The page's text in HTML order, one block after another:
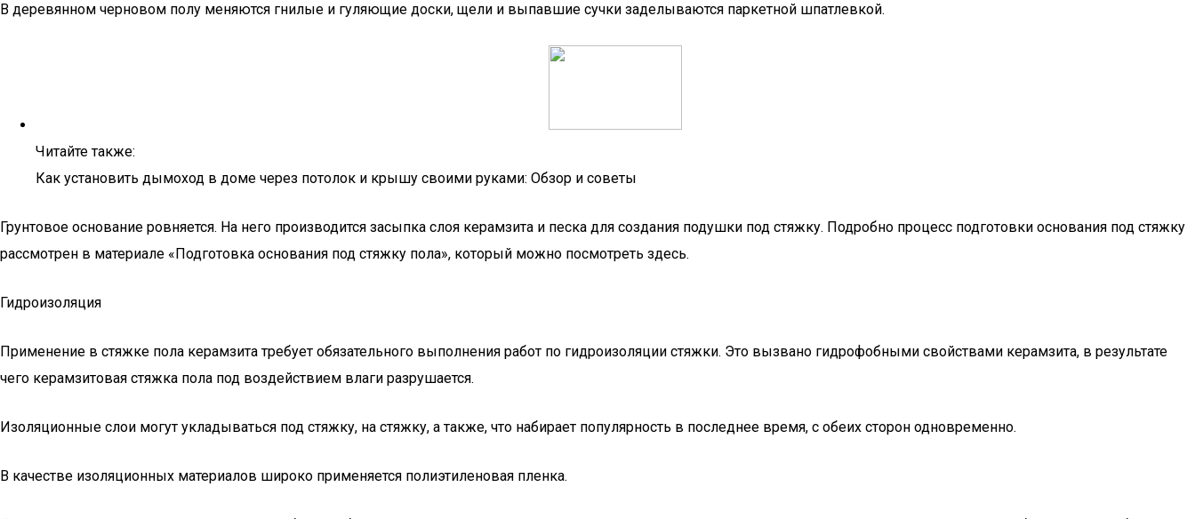
В деревянном черновом полу меняются гнилые и гуляющие доски, щели и выпавшие сучки заделываются паркетной шпатлевкой.
Читайте также:
Как установить дымоход в доме через потолок и крышу своими руками: Обзор и советы
Грунтовое основание ровняется. На него производится засыпка слоя керамзита и песка для создания подушки под стяжку. Подробно процесс подготовки основания под стяжку
рассмотрен в материале «Подготовка основания под стяжку пола», который можно посмотреть здесь.
Гидроизоляция
Применение в стяжке пола керамзита требует обязательного выполнения работ по гидроизоляции стяжки. Это вызвано гидрофобными свойствами керамзита, в результате
чего керамзитовая стяжка пола под воздействием влаги разрушается.
Изоляционные слои могут укладываться под стяжку, на стяжку, а также, что набирает популярность в последнее время, с обеих сторон одновременно.
В качестве изоляционных материалов широко применяется полиэтиленовая пленка.